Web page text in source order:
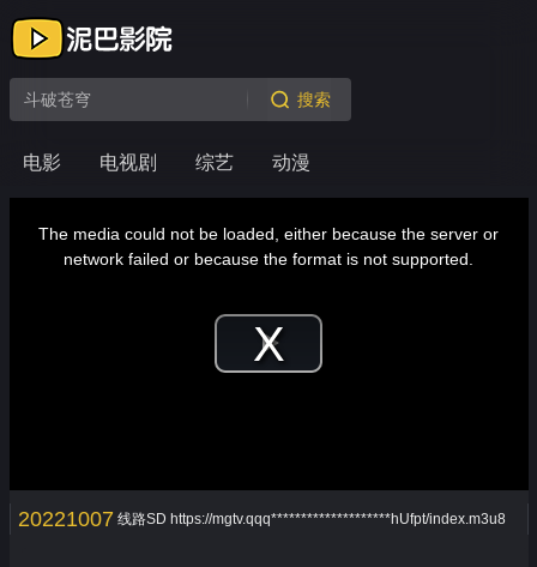
电影 电视剧 综艺 动漫
搜索
Play
modalThe media could not be loaded, either because the server or
network failed or because the format is not supported.
20221007 线路SD https://mgtv.qqq********************hUfpt/index.m3u8